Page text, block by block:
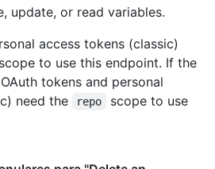
update, or read variables.
access tokens (classic)
scope to use this endpoint. If the
tokens and personal
need the
repo
scope to use